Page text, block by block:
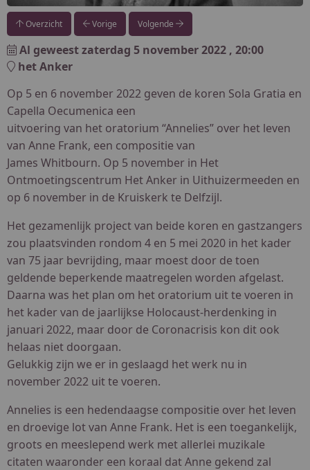
Overzicht Vorige Volgende
Al geweestzaterdag 5 november 2022 , 20:00
het Anker
Op 5 en 6 november 2022 geven de koren Sola Gratia en
Capella Oecumenica een
uitvoering van het oratorium “Annelies” over het leven
van Anne Frank, een compositie van
James Whitbourn. Op 5 november in Het
Ontmoetingscentrum Het Anker in Uithuizermeeden en
op 6 november in de Kruiskerk te Delfzijl.
Het gezamenlijk project van beide koren en gastzangers
zou plaatsvinden rondom 4 en 5 mei 2020 in het kader
van 75 jaar bevrijding, maar moest door de toen
geldende beperkende maatregelen worden afgelast.
Daarna was het plan om het oratorium uit te voeren in
het kader van de jaarlijkse Holocaust-herdenking in
januari 2022, maar door de Coronacrisis kon dit ook
helaas niet doorgaan.
Gelukkig zijn we er in geslaagd het werk nu in
november 2022 uit te voeren.
Annelies is een hedendaagse compositie over het leven
en droevige lot van Anne Frank. Het is een toegankelijk,
groots en meeslepend werk met allerlei muzikale
citaten waaronder een koraal dat Anne gekend zal